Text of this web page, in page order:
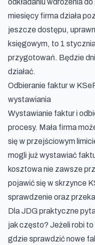
odkładaniu wdrożenia
miesięcy firma działa
jeszcze dostępu,
księgowym, to 1
przygotowań. Będzie
działać.
Odbieranie faktur w
wystawiania
Wystawianie faktur i
procesy. Mała firma
się w przejściowym
mogli już wystawiać
kosztowa nie zawsze
pojawić się w skrzynce
sprawdzenie oraz
Dla JDG praktyczne
jak często? Jeżeli robi
gdzie sprawdzić nowe